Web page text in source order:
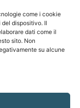
come i cookie
dispositivo. Il
dati come il
sito. Non
su alcune